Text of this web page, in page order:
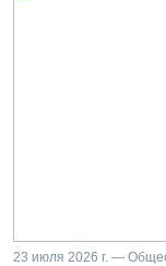
23 июля 2026 г. —